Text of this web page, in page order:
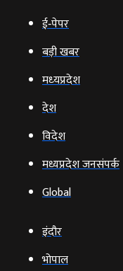
ई‑पेपर
बड़ी खबर
मध्‍यप्रदेश
देश
विदेश
मध्यप्रदेश जनसंपर्क
Global
इंदौर
भोपाल